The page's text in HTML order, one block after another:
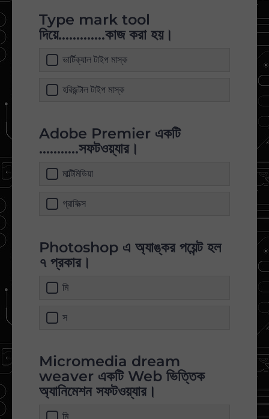
Type mark tool
দিয়ে.............কাজ করা হয়।
ভার্টিক্যাল টাইপ মাস্ক
হরিজন্টাল টাইপ মাস্ক
Adobe Premier একটি
...........সফটওয়্যার।
মাল্টিমিডিয়া
গ্রাফিক্স
Photoshop এ অ্যাঙ্কর পয়েন্ট হল
৭ প্রকার।
মি
স
Micromedia dream
weaver একটি Web ভিত্তিক
অ্যানিমেশন সফটওয়্যার।
মি